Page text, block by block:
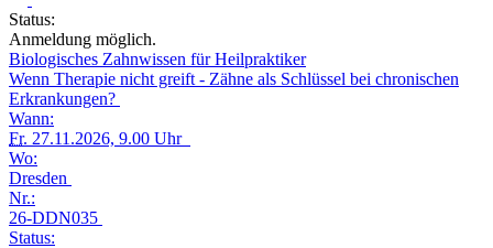
Status:
Anmeldung möglich.
Biologisches Zahnwissen für Heilpraktiker
Wenn Therapie nicht greift - Zähne als Schlüssel bei chronischen
Erkrankungen?
Wann:
Fr. 27.11.2026, 9.00 Uhr
Wo:
Dresden
Nr.:
26-DDN035
Status: